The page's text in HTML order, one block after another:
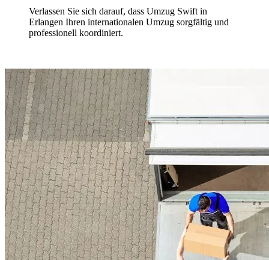
Verlassen Sie sich darauf, dass Umzug Swift in
Erlangen Ihren internationalen Umzug sorgfältig und
professionell koordiniert.